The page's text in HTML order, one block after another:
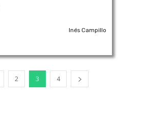
Inés Campillo
2 3 4